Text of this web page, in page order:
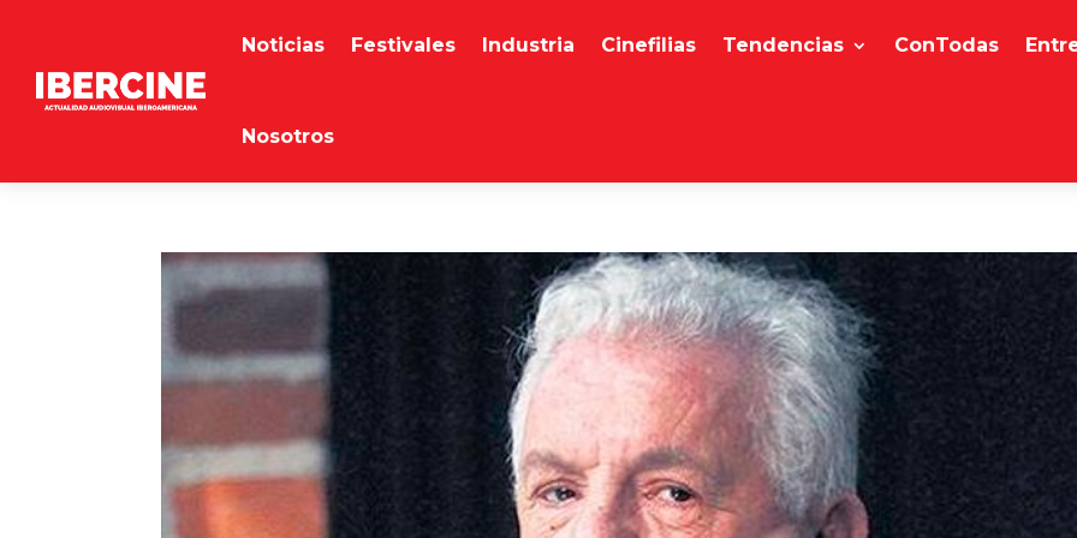
Noticias Festivales Industria Cinefilias Tendencias ConTodas
Nosotros